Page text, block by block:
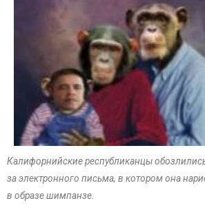
Калифорнийские республиканцы
за электронного письма, в котором она
в образе шимпанзе.